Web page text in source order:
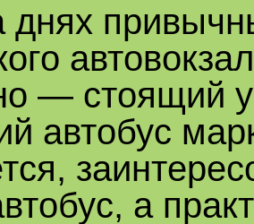
днях
— стоящий
автобус
а